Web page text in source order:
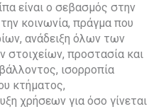
είναι ο σεβασμός στην
κοινωνία, πράγμα που
ανάδειξη όλων των
στοιχείων, προστασία και
ισορροπία
κτήματος,
χρήσεων για όσο γίνεται